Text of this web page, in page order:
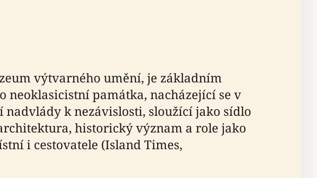
výtvarného umění, je základním
památka, nacházející se v
k nezávislosti, sloužící jako sídlo
historický význam a role jako
i cestovatele (Island Times,